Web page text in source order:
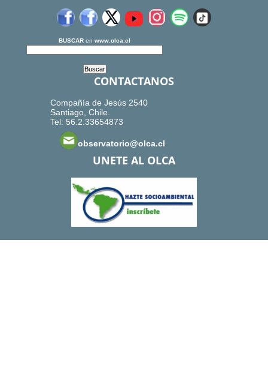
BUSCAR en www.olca.cl
CONTACTANOS
Compañía de Jesús 2540
Santiago, Chile.
Tel: 56.2.33654873
observatorio@olca.cl
UNETE AL OLCA